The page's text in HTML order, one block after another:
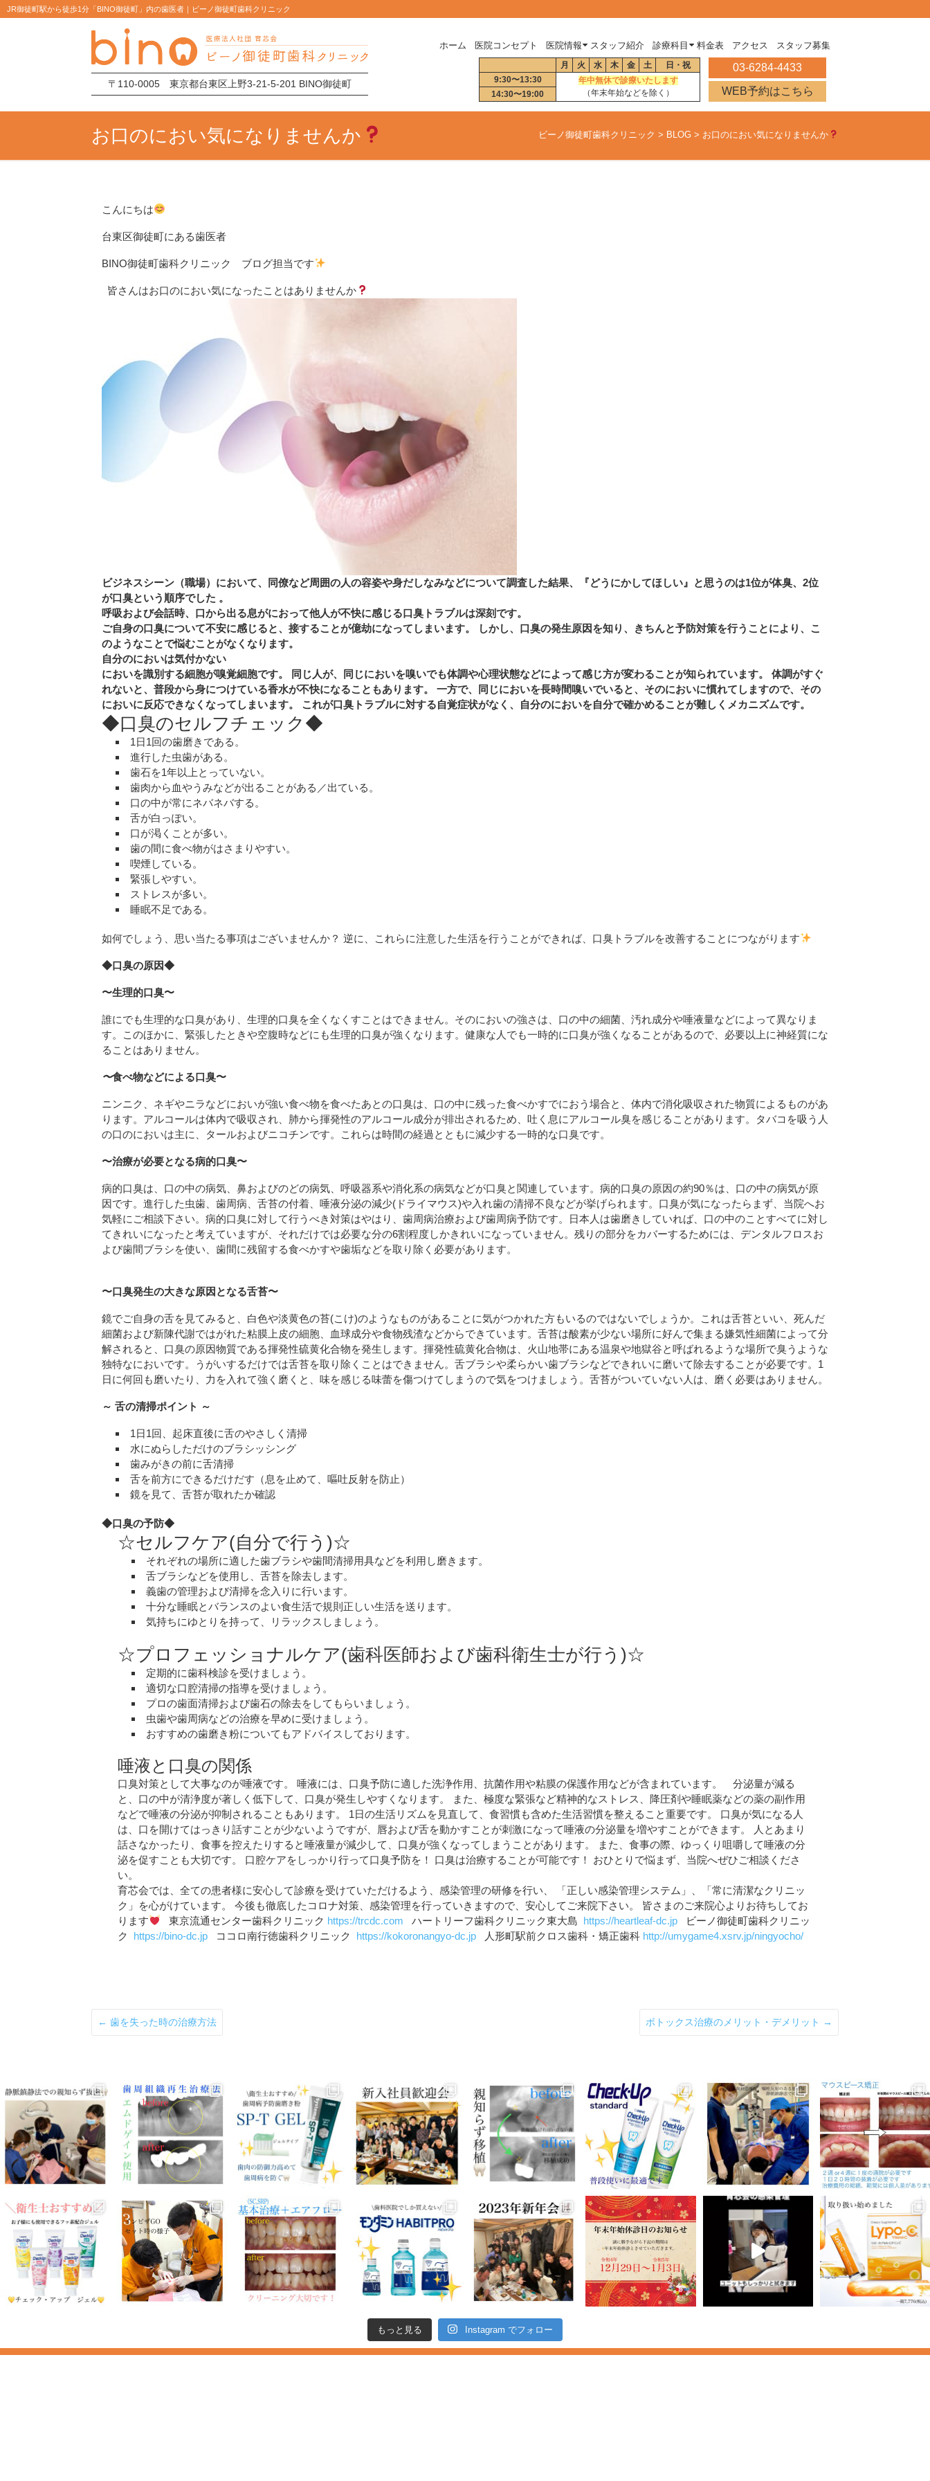
JR御徒町駅から徒歩1分「BINO御徒町」内の歯医者｜ビーノ御徒町歯科クリニック
〒110-0005 東京都台東区上野3-21-5-201 BINO御徒町
ホーム 医院コンセプト 医院情報 スタッフ紹介 診療科目 料金表 アクセス
スタッフ募集
月
火 水 木 金 土
日・祝
9:30〜13:30
年中無休で診療いたします
（年末年始などを除く）
14:30〜19:00
03-6284-4433
WEB予約はこちら
お口のにおい気になりませんか ビーノ御徒町歯科クリニック > BLOG > お口のにおい気になりませんか
こんにちは
台東区御徒町にある歯医者
BINO御徒町歯科クリニック ブログ担当です
皆さんはお口のにおい気になったことはありませんか
ビジネスシーン（職場）において、同僚など周囲の人の容姿や身だしなみなどについて調査した結果、『どうにかしてほしい』と思うのは1位が体臭、2位
が口臭という順序でした 。
呼吸および会話時、口から出る息がにおって他人が不快に感じる口臭トラブルは深刻です。
ご自身の口臭について不安に感じると、接することが億劫になってしまいます。 しかし、口臭の発生原因を知り、きちんと予防対策を行うことにより、こ
のようなことで悩むことがなくなります。
自分のにおいは気付かない
においを識別する細胞が嗅覚細胞です。 同じ人が、同じにおいを嗅いでも体調や心理状態などによって感じ方が変わることが知られています。 体調がすぐ
れないと、普段から身につけている香水が不快になることもあります。 一方で、同じにおいを長時間嗅いでいると、そのにおいに慣れてしますので、その
においに反応できなくなってしまいます。 これが口臭トラブルに対する自覚症状がなく、自分のにおいを自分で確かめることが難しくメカニズムです。
◆口臭のセルフチェック◆
1日1回の歯磨きである。
進行した虫歯がある。
歯石を1年以上とっていない。
歯肉から血やうみなどが出ることがある／出ている。
口の中が常にネバネバする。
舌が白っぽい。
口が渇くことが多い。
歯の間に食べ物がはさまりやすい。
喫煙している。
緊張しやすい。
ストレスが多い。
睡眠不足である。
如何でしょう、思い当たる事項はございませんか？ 逆に、これらに注意した生活を行うことができれば、口臭トラブルを改善することにつながります
◆口臭の原因◆
〜生理的口臭〜
誰にでも生理的な口臭があり、生理的口臭を全くなくすことはできません。そのにおいの強さは、口の中の細菌、汚れ成分や唾液量などによって異なりま
す。このほかに、緊張したときや空腹時などにも生理的口臭が強くなります。健康な人でも一時的に口臭が強くなることがあるので、必要以上に神経質にな
ることはありません。
〜食べ物などによる口臭〜
ニンニク、ネギやニラなどにおいが強い食べ物を食べたあとの口臭は、口の中に残った食べかすでにおう場合と、体内で消化吸収された物質によるものがあ
ります。アルコールは体内で吸収され、肺から揮発性のアルコール成分が排出されるため、吐く息にアルコール臭を感じることがあります。タバコを吸う人
の口のにおいは主に、タールおよびニコチンです。これらは時間の経過とともに減少する一時的な口臭です。
〜治療が必要となる病的口臭〜
病的口臭は、口の中の病気、鼻およびのどの病気、呼吸器系や消化系の病気などが口臭と関連しています。病的口臭の原因の約90％は、口の中の病気が原
因です。進行した虫歯、歯周病、舌苔の付着、唾液分泌の減少(ドライマウス)や入れ歯の清掃不良などが挙げられます。口臭が気になったらまず、当院へお
気軽にご相談下さい。病的口臭に対して行うべき対策はやはり、歯周病治療および歯周病予防です。日本人は歯磨きしていれば、口の中のことすべてに対し
てきれいになったと考えていますが、それだけでは必要な分の6割程度しかきれいになっていません。残りの部分をカバーするためには、デンタルフロスお
よび歯間ブラシを使い、歯間に残留する食べかすや歯垢などを取り除く必要があります。
〜口臭発生の大きな原因となる舌苔〜
鏡でご自身の舌を見てみると、白色や淡黄色の苔(こけ)のようなものがあることに気がつかれた方もいるのではないでしょうか。これは舌苔といい、死んだ
細菌および新陳代謝ではがれた粘膜上皮の細胞、血球成分や食物残渣などからできています。舌苔は酸素が少ない場所に好んで集まる嫌気性細菌によって分
解されると、口臭の原因物質である揮発性硫黄化合物を発生します。揮発性硫黄化合物は、火山地帯にある温泉や地獄谷と呼ばれるような場所で臭うような
独特なにおいです。うがいするだけでは舌苔を取り除くことはできません。舌ブラシや柔らかい歯ブラシなどできれいに磨いて除去することが必要です。1
日に何回も磨いたり、力を入れて強く磨くと、味を感じる味蕾を傷つけてしまうので気をつけましょう。舌苔がついていない人は、磨く必要はありません。
～ 舌の清掃ポイント ～
1日1回、起床直後に舌のやさしく清掃
水にぬらしただけのブラシッシング
歯みがきの前に舌清掃
舌を前方にできるだけだす（息を止めて、嘔吐反射を防止）
鏡を見て、舌苔が取れたか確認
◆口臭の予防◆
☆セルフケア(自分で行う)☆
それぞれの場所に適した歯ブラシや歯間清掃用具などを利用し磨きます。
舌ブラシなどを使用し、舌苔を除去します。
義歯の管理および清掃を念入りに行います。
十分な睡眠とバランスのよい食生活で規則正しい生活を送ります。
気持ちにゆとりを持って、リラックスしましょう。
☆プロフェッショナルケア(歯科医師および歯科衛生士が行う)☆
定期的に歯科検診を受けましょう。
適切な口腔清掃の指導を受けましょう。
プロの歯面清掃および歯石の除去をしてもらいましょう。
虫歯や歯周病などの治療を早めに受けましょう。
おすすめの歯磨き粉についてもアドバイスしております。
唾液と口臭の関係
口臭対策として大事なのが唾液です。 唾液には、口臭予防に適した洗浄作用、抗菌作用や粘膜の保護作用などが含まれています。 分泌量が減る
と、口の中が清浄度が著しく低下して、口臭が発生しやすくなります。 また、極度な緊張など精神的なストレス、降圧剤や睡眠薬などの薬の副作用
などで唾液の分泌が抑制されることもあります。 1日の生活リズムを見直して、食習慣も含めた生活習慣を整えること重要です。 口臭が気になる人
は、口を開けてはっきり話すことが少ないようですが、唇および舌を動かすことが刺激になって唾液の分泌量を増やすことができます。 人とあまり
話さなかったり、食事を控えたりすると唾液量が減少して、口臭が強くなってしまうことがあります。 また、食事の際、ゆっくり咀嚼して唾液の分
泌を促すことも大切です。 口腔ケアをしっかり行って口臭予防を！ 口臭は治療することが可能です！ おひとりで悩まず、当院へぜひご相談くださ
い。
育芯会では、全ての患者様に安心して診療を受けていただけるよう、感染管理の研修を行い、 「正しい感染管理システム」、「常に清潔なクリニッ
ク」を心がけています。 今後も徹底したコロナ対策、感染管理を行っていきますので、安心してご来院下さい。 皆さまのご来院心よりお待ちしてお
ります
東京流通センター歯科クリニック https://trcdc.com ハートリーフ歯科クリニック東大島 https://heartleaf-dc.jpビーノ御徒町歯科クリニッ
ク
https://bino-dc.jpココロ南行徳歯科クリニック https://kokoronangyo-dc.jp人形町駅前クロス歯科・矯正歯科 http://umygame4.xsrv.jp/ningyocho/
← 歯を失った時の治療方法 ボトックス治療のメリット・デメリット →
もっと見る Instagram でフォロー